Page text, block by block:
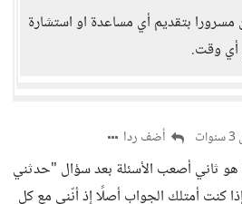
مسرورا بتقديم أي مساعدة او استشارة
وقت.
أضف ردا
هو ثاني أصعب الأسئلة بعد سؤال "حدثني
كنت أمتلك الجواب أصلًا إذ أنّني مع كل